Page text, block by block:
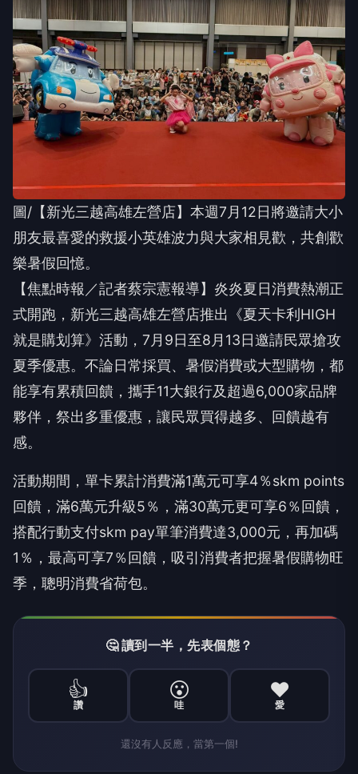
圖/【新光三越高雄左營店】本週7月12日將邀請大小
朋友最喜愛的救援小英雄波力與大家相見歡，共創歡
樂暑假回憶。
【焦點時報／記者蔡宗憲報導】炎炎夏日消費熱潮正
式開跑，新光三越高雄左營店推出《夏天卡利HIGH
就是購划算》活動，7月9日至8月13日邀請民眾搶攻
夏季優惠。不論日常採買、暑假消費或大型購物，都
能享有累積回饋，攜手11大銀行及超過6,000家品牌
夥伴，祭出多重優惠，讓民眾買得越多、回饋越有
感。
活動期間，單卡累計消費滿1萬元可享4％skm points
回饋，滿6萬元升級5％，滿30萬元更可享6％回饋，
搭配行動支付skm pay單筆消費達3,000元，再加碼
1％，最高可享7％回饋，吸引消費者把握暑假購物旺
季，聰明消費省荷包。
🤔 讀到一半，先表個態？
👍
讚
😮
哇
❤️
愛
還沒有人反應，當第一個!